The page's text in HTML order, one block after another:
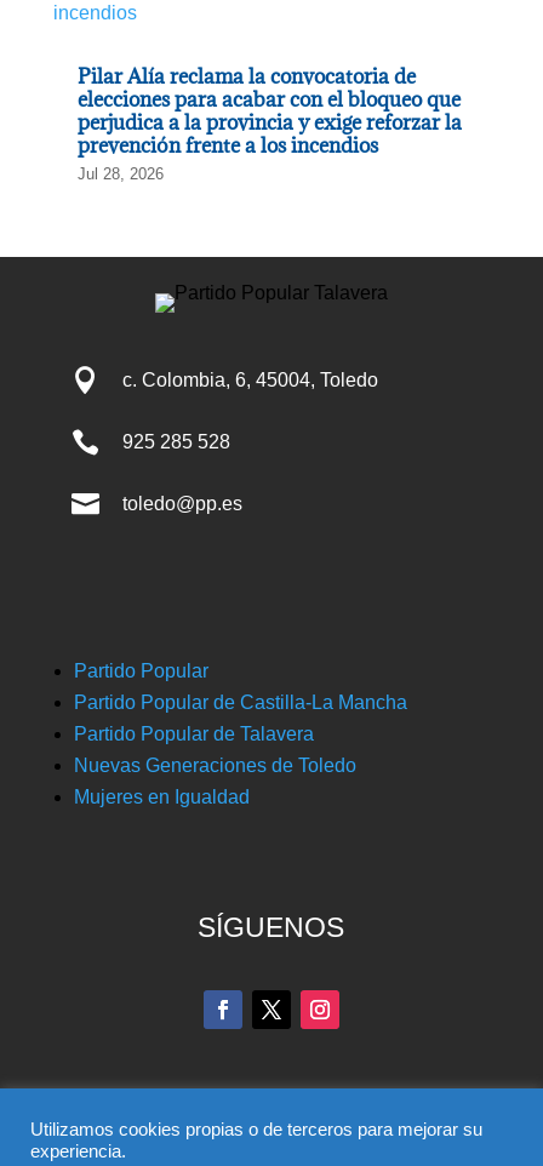
Pilar Alía reclama la convocatoria de
elecciones para acabar con el bloqueo que
perjudica a la provincia y exige reforzar la
prevención frente a los incendios
Jul 28, 2026
 c. Colombia, 6, 45004, Toledo
 925 285 528
 toledo@pp.es
Partido Popular
Partido Popular de Castilla-La Mancha
Partido Popular de Talavera
Nuevas Generaciones de Toledo
Mujeres en Igualdad
SÍGUENOS
Utilizamos cookies propias o de terceros para mejorar su
experiencia.